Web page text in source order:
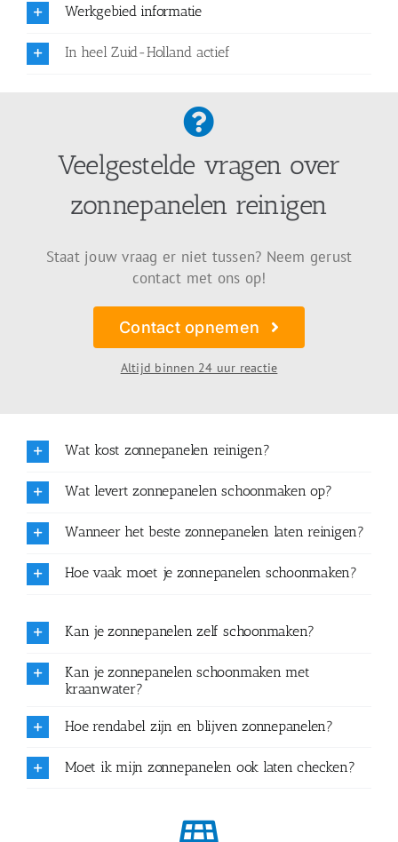
Werkgebied informatie
In heel Zuid-Holland actief
Veelgestelde vragen over
zonnepanelen reinigen
Staat jouw vraag er niet tussen? Neem gerust
contact met ons op!
Contact opnemen
Altijd binnen 24 uur reactie
Wat kost zonnepanelen reinigen?
Wat levert zonnepanelen schoonmaken op?
Wanneer het beste zonnepanelen laten reinigen?
Hoe vaak moet je zonnepanelen schoonmaken?
Kan je zonnepanelen zelf schoonmaken?
Kan je zonnepanelen schoonmaken met
kraanwater?
Hoe rendabel zijn en blijven zonnepanelen?
Moet ik mijn zonnepanelen ook laten checken?